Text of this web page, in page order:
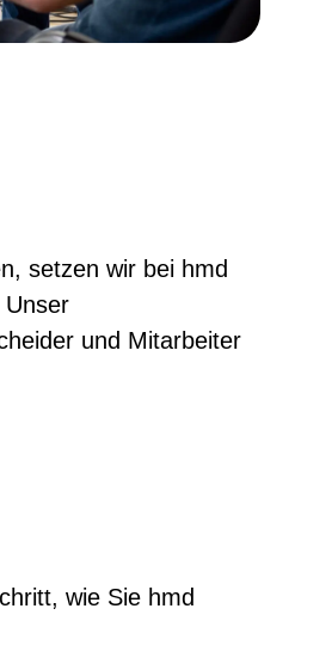
setzen wir bei hmd
und Mitarbeiter
wie Sie hmd